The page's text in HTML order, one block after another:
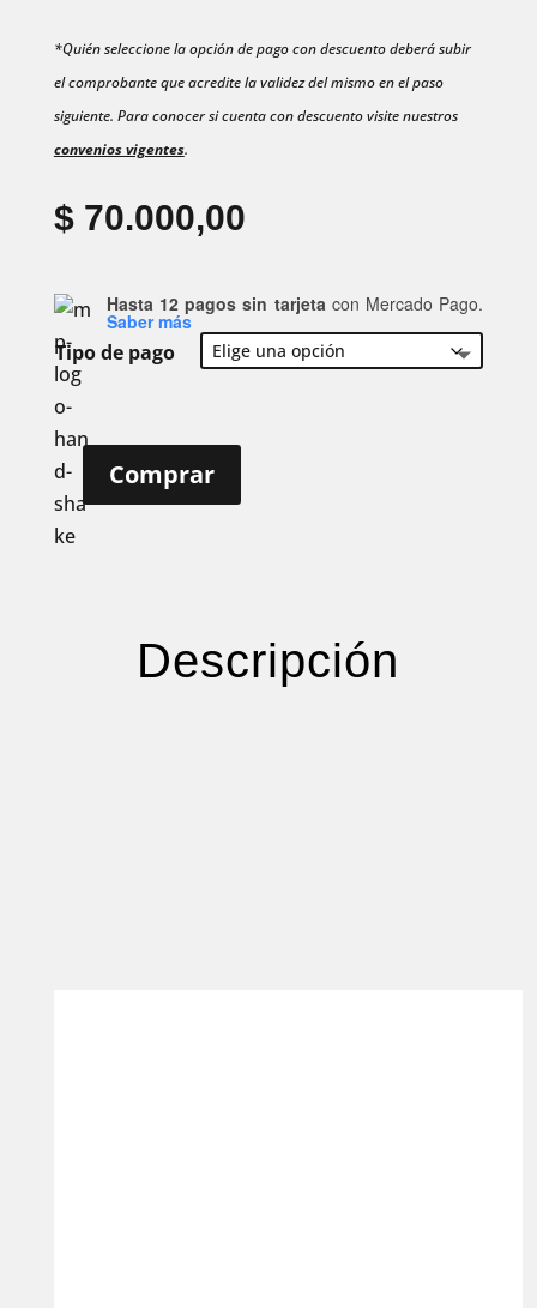
*Quién seleccione la opción de pago con descuento deberá subir
el comprobante que acredite la validez del mismo en el paso
siguiente. Para conocer si cuenta con descuento visite nuestros
convenios vigentes.
$70.000,00
Hasta 12 pagos sin tarjetacon Mercado Pago.
Saber más
Tipo de pago
VIAJEROS
cantidad
Comprar
Descripción